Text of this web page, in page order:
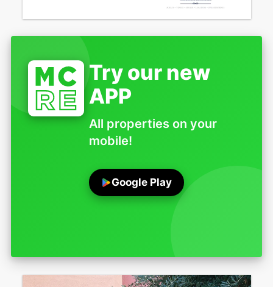
Try our new
APP
All properties on your
mobile!
Google Play